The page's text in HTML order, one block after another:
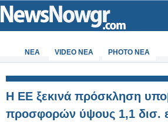
ΝΕΑ VIDEO NEA PHOTO NEA
Η ΕΕ ξεκινά πρόσκληση
προσφορών ύψους 1,1 δισ.